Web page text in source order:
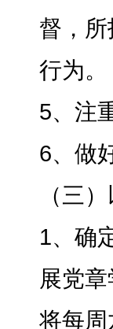
督，
行为。
5、注
6、做
（三
1、确
展党
将每